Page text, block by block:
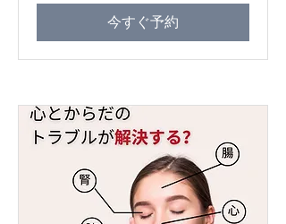
今すぐ予約